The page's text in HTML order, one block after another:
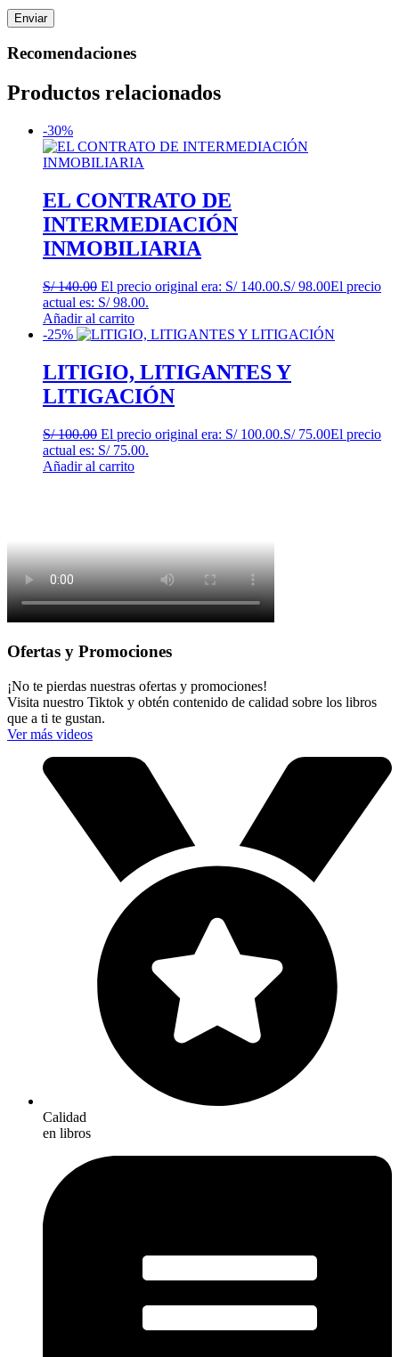
Recomendaciones
Productos relacionados
-30%
EL CONTRATO DE
INTERMEDIACIÓN
INMOBILIARIA
S/140.00 El precio original era: S/ 140.00.S/98.00El precio
actual es: S/ 98.00.
Añadir al carrito
-25%
LITIGIO, LITIGANTES Y
LITIGACIÓN
S/100.00 El precio original era: S/ 100.00.S/75.00El precio
actual es: S/ 75.00.
Añadir al carrito
Ofertas y Promociones
¡No te pierdas nuestras ofertas y promociones!
Visita nuestro Tiktok y obtén contenido de calidad sobre los libros
que a ti te gustan.
Ver más videos
Calidad
en libros